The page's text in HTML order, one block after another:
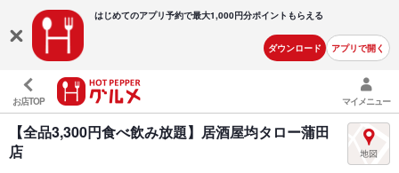
はじめてのアプリ予約で最大1,000円分ポイントもらえる
ダウンロード アプリで開く
お店TOP マイメニュー
【全品3,300円食べ飲み放題】居酒屋均タロー蒲田
店